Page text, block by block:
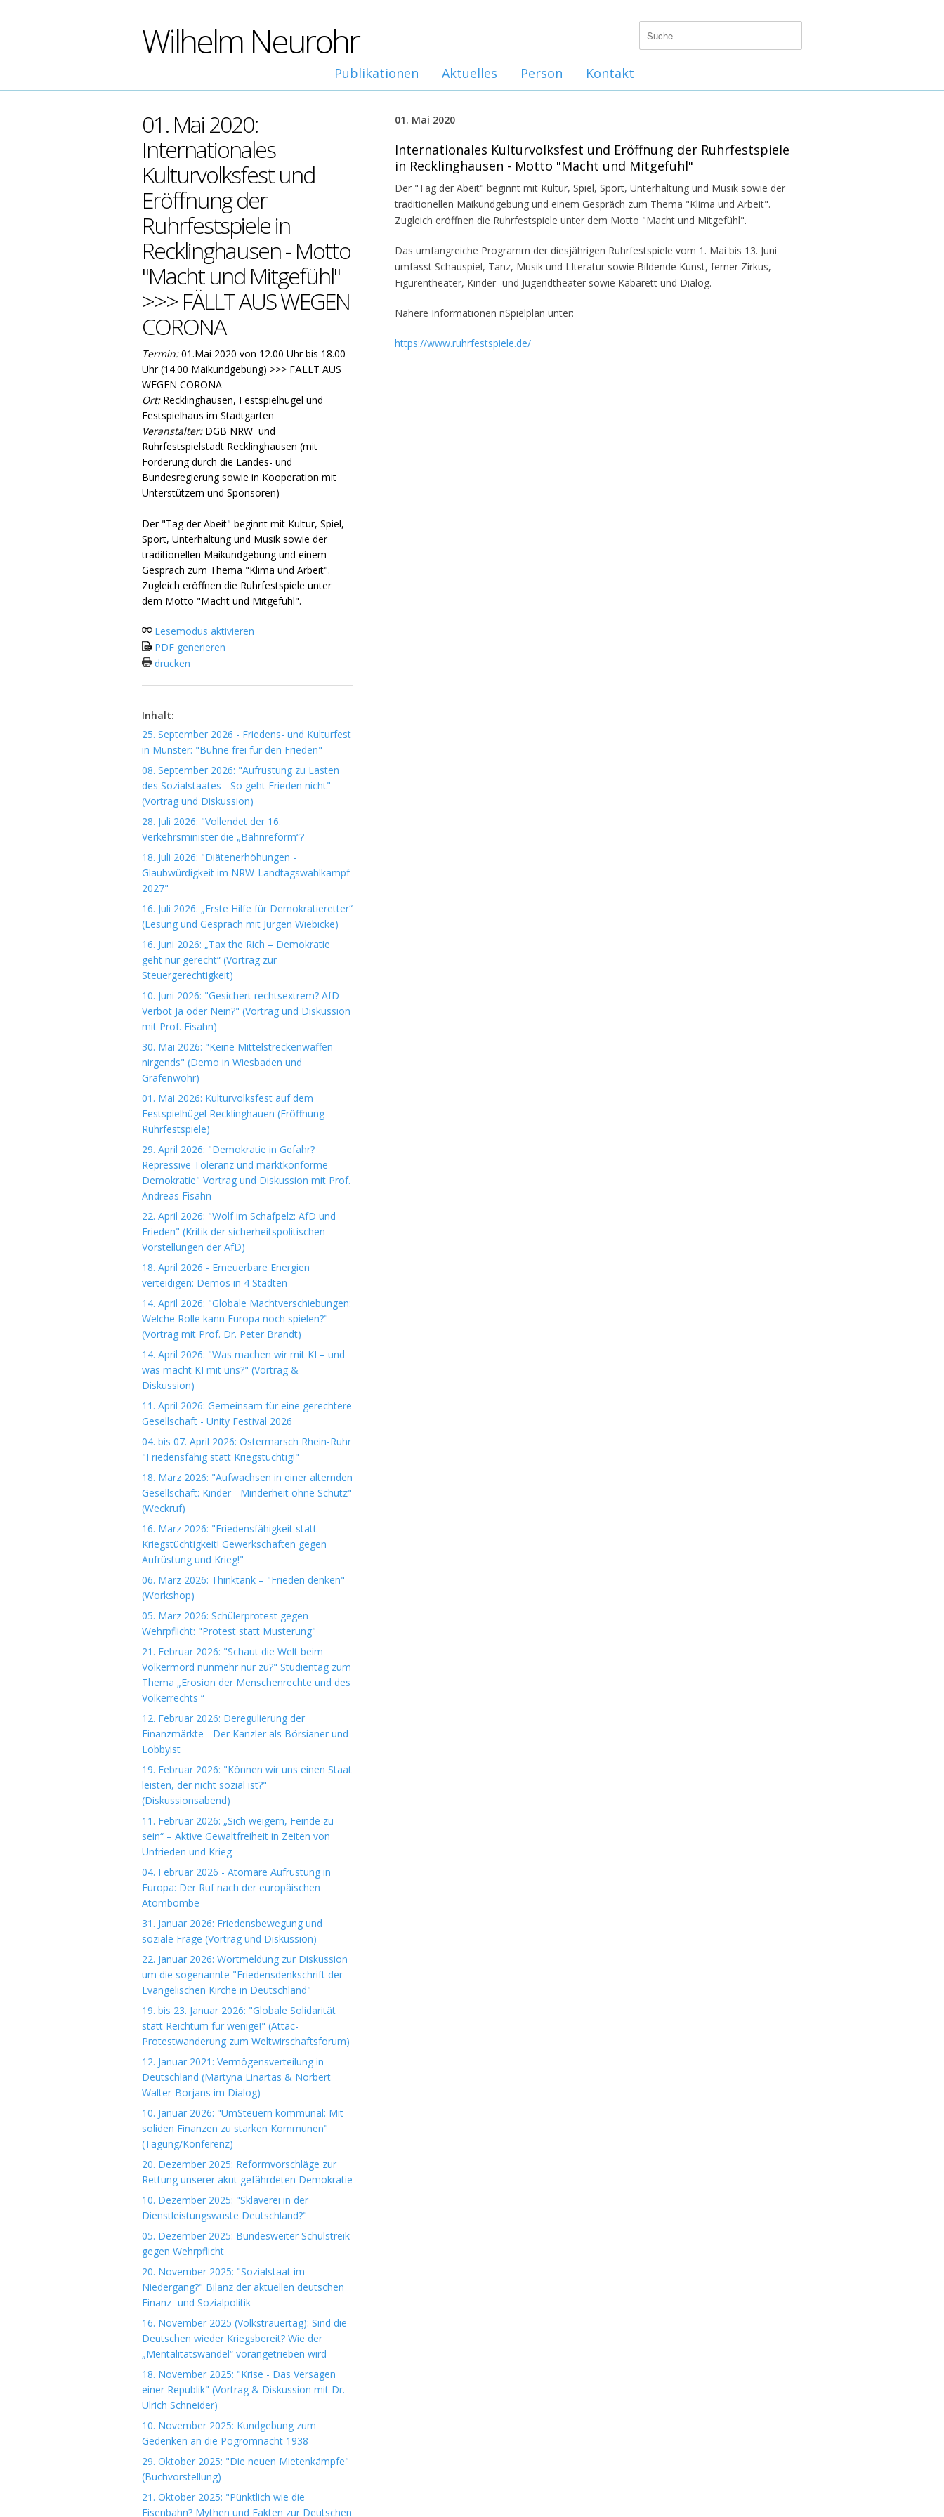
Wilhelm Neurohr
Publikationen Aktuelles Person Kontakt
01. Mai 2020:
Internationales
Kulturvolksfest und
Eröffnung der
Ruhrfestspiele in
Recklinghausen - Motto
"Macht und Mitgefühl"
>>> FÄLLT AUS WEGEN
CORONA
Termin:01.Mai 2020 von 12.00 Uhr bis 18.00
Uhr (14.00 Maikundgebung) >>> FÄLLT AUS
WEGEN CORONA
Ort:Recklinghausen, Festspielhügel und
Festspielhaus im Stadtgarten
Veranstalter:DGB NRW und
Ruhrfestspielstadt Recklinghausen (mit
Förderung durch die Landes- und
Bundesregierung sowie in Kooperation mit
Unterstützern und Sponsoren)
Der "Tag der Abeit" beginnt mit Kultur, Spiel,
Sport, Unterhaltung und Musik sowie der
traditionellen Maikundgebung und einem
Gespräch zum Thema "Klima und Arbeit".
Zugleich eröffnen die Ruhrfestspiele unter
dem Motto "Macht und Mitgefühl".
Lesemodus aktivieren
PDF generieren
drucken
Inhalt:
25. September 2026 - Friedens- und Kulturfest
in Münster: "Bühne frei für den Frieden"
08. September 2026: "Aufrüstung zu Lasten
des Sozialstaates - So geht Frieden nicht"
(Vortrag und Diskussion)
28. Juli 2026: "Vollendet der 16.
Verkehrsminister die „Bahnreform“?
18. Juli 2026: "Diätenerhöhungen -
Glaubwürdigkeit im NRW-Landtagswahlkampf
2027"
16. Juli 2026: „Erste Hilfe für Demokratieretter“
(Lesung und Gespräch mit Jürgen Wiebicke)
16. Juni 2026: „Tax the Rich – Demokratie
geht nur gerecht“ (Vortrag zur
Steuergerechtigkeit)
10. Juni 2026: "Gesichert rechtsextrem? AfD-
Verbot Ja oder Nein?" (Vortrag und Diskussion
mit Prof. Fisahn)
30. Mai 2026: "Keine Mittelstreckenwaffen
nirgends" (Demo in Wiesbaden und
Grafenwöhr)
01. Mai 2026: Kulturvolksfest auf dem
Festspielhügel Recklinghauen (Eröffnung
Ruhrfestspiele)
29. April 2026: "Demokratie in Gefahr?
Repressive Toleranz und marktkonforme
Demokratie" Vortrag und Diskussion mit Prof.
Andreas Fisahn
22. April 2026: "Wolf im Schafpelz: AfD und
Frieden" (Kritik der sicherheitspolitischen
Vorstellungen der AfD)
18. April 2026 - Erneuerbare Energien
verteidigen: Demos in 4 Städten
14. April 2026: "Globale Machtverschiebungen:
Welche Rolle kann Europa noch spielen?"
(Vortrag mit Prof. Dr. Peter Brandt)
14. April 2026: "Was machen wir mit KI – und
was macht KI mit uns?" (Vortrag &
Diskussion)
11. April 2026: Gemeinsam für eine gerechtere
Gesellschaft - Unity Festival 2026
04. bis 07. April 2026: Ostermarsch Rhein-Ruhr
"Friedensfähig statt Kriegstüchtig!"
18. März 2026: "Aufwachsen in einer alternden
Gesellschaft: Kinder - Minderheit ohne Schutz"
(Weckruf)
16. März 2026: "Friedensfähigkeit statt
Kriegstüchtigkeit! Gewerkschaften gegen
Aufrüstung und Krieg!"
06. März 2026: Thinktank – "Frieden denken"
(Workshop)
05. März 2026: Schülerprotest gegen
Wehrpflicht: "Protest statt Musterung"
21. Februar 2026: "Schaut die Welt beim
Völkermord nunmehr nur zu?" Studientag zum
Thema „Erosion der Menschenrechte und des
Völkerrechts “
12. Februar 2026: Deregulierung der
Finanzmärkte - Der Kanzler als Börsianer und
Lobbyist
19. Februar 2026: "Können wir uns einen Staat
leisten, der nicht sozial ist?"
(Diskussionsabend)
11. Februar 2026: „Sich weigern, Feinde zu
sein“ – Aktive Gewaltfreiheit in Zeiten von
Unfrieden und Krieg
04. Februar 2026 - Atomare Aufrüstung in
Europa: Der Ruf nach der europäischen
Atombombe
31. Januar 2026: Friedensbewegung und
soziale Frage (Vortrag und Diskussion)
22. Januar 2026: Wortmeldung zur Diskussion
um die sogenannte "Friedensdenkschrift der
Evangelischen Kirche in Deutschland"
19. bis 23. Januar 2026: "Globale Solidarität
statt Reichtum für wenige!" (Attac-
Protestwanderung zum Weltwirschaftsforum)
12. Januar 2021: Vermögensverteilung in
Deutschland (Martyna Linartas & Norbert
Walter-Borjans im Dialog)
10. Januar 2026: "UmSteuern kommunal: Mit
soliden Finanzen zu starken Kommunen"
(Tagung/Konferenz)
20. Dezember 2025: Reformvorschläge zur
Rettung unserer akut gefährdeten Demokratie
10. Dezember 2025: "Sklaverei in der
Dienstleistungswüste Deutschland?"
05. Dezember 2025: Bundesweiter Schulstreik
gegen Wehrpflicht
20. November 2025: "Sozialstaat im
Niedergang?" Bilanz der aktuellen deutschen
Finanz- und Sozialpolitik
16. November 2025 (Volkstrauertag): Sind die
Deutschen wieder Kriegsbereit? Wie der
„Mentalitätswandel“ vorangetrieben wird
18. November 2025: "Krise - Das Versagen
einer Republik" (Vortrag & Diskussion mit Dr.
Ulrich Schneider)
10. November 2025: Kundgebung zum
Gedenken an die Pogromnacht 1938
29. Oktober 2025: "Die neuen Mietenkämpfe"
(Buchvorstellung)
21. Oktober 2025: "Pünktlich wie die
Eisenbahn? Mythen und Fakten zur Deutschen
01. Mai 2020
Internationales Kulturvolksfest und Eröffnung der Ruhrfestspiele
in Recklinghausen - Motto "Macht und Mitgefühl"
Der "Tag der Abeit" beginnt mit Kultur, Spiel, Sport, Unterhaltung und Musik sowie der
traditionellen Maikundgebung und einem Gespräch zum Thema "Klima und Arbeit".
Zugleich eröffnen die Ruhrfestspiele unter dem Motto "Macht und Mitgefühl".
Das umfangreiche Programm der diesjährigen Ruhrfestspiele vom 1. Mai bis 13. Juni
umfasst Schauspiel, Tanz, Musik und LIteratur sowie Bildende Kunst, ferner Zirkus,
Figurentheater, Kinder- und Jugendtheater sowie Kabarett und Dialog.
Nähere Informationen nSpielplan unter:
https://www.ruhrfestspiele.de/